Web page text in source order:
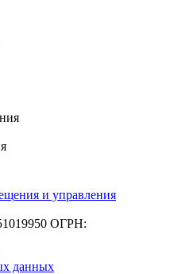
ОГРН:
данных